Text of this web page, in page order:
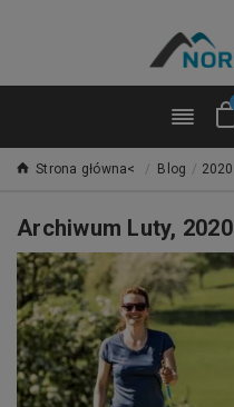
Strona główna< / Blog / 2020
Archiwum Luty, 2020